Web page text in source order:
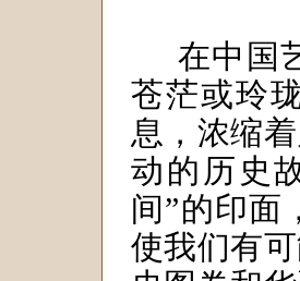
在中国
苍茫或玲
息，浓缩
动的历史
间”的印面
使我们有